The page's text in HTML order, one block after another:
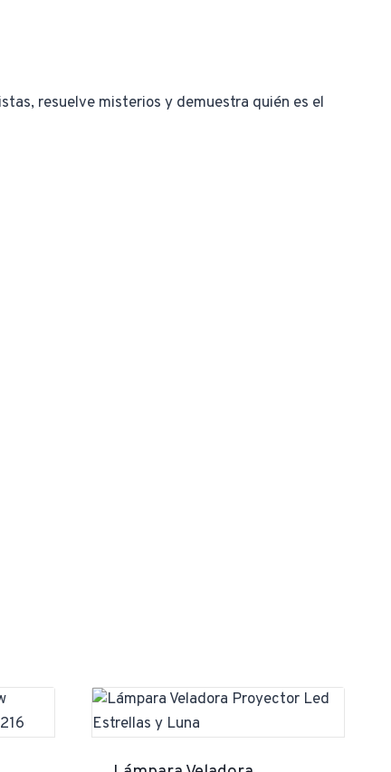
resuelve misterios y demuestra quién es el